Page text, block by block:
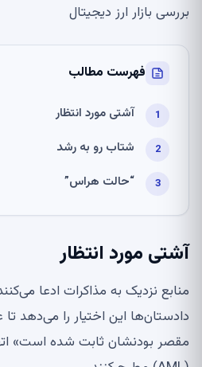
بررسی بازار ارز دیجیتال
فهرست مطالب
آشتی مورد انتظار
شتاب رو به رشد
“حالت هراس”
آشتی مورد انتظار
منابع نزدیک به مذاکرات ادعا
دادستان‌ها این اختیار را می‌دهد تا
مقصر بودنشان ثابت شده است»